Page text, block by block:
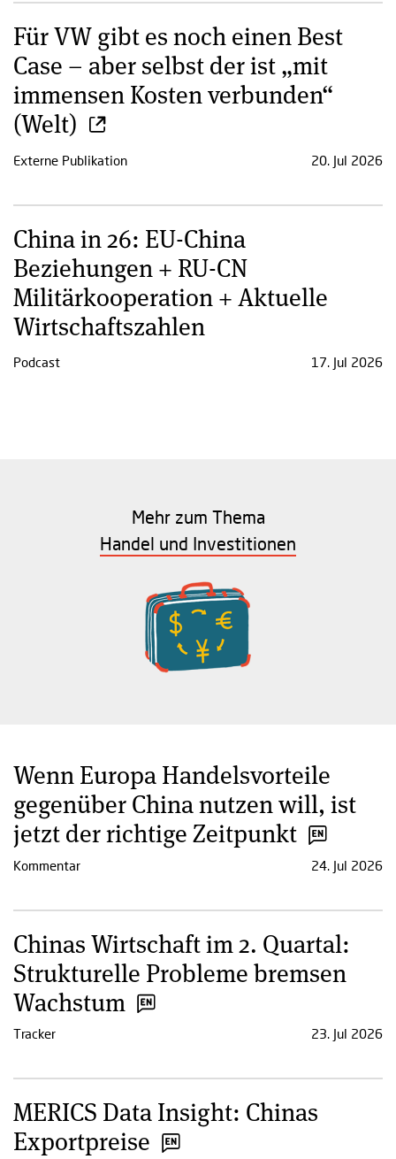
Für VW gibt es noch einen Best
Case – aber selbst der ist „mit
immensen Kosten verbunden“
(Welt)
Externe Publikation 20. Jul 2026
China in 26: EU-China
Beziehungen + RU-CN
Militärkooperation + Aktuelle
Wirtschaftszahlen
Podcast 17. Jul 2026
Mehr zum Thema
Handel und Investitionen
Wenn Europa Handelsvorteile
gegenüber China nutzen will, ist
jetzt der richtige Zeitpunkt
Kommentar 24. Jul 2026
Chinas Wirtschaft im 2. Quartal:
Strukturelle Probleme bremsen
Wachstum
Tracker 23. Jul 2026
MERICS Data Insight: Chinas
Exportpreise